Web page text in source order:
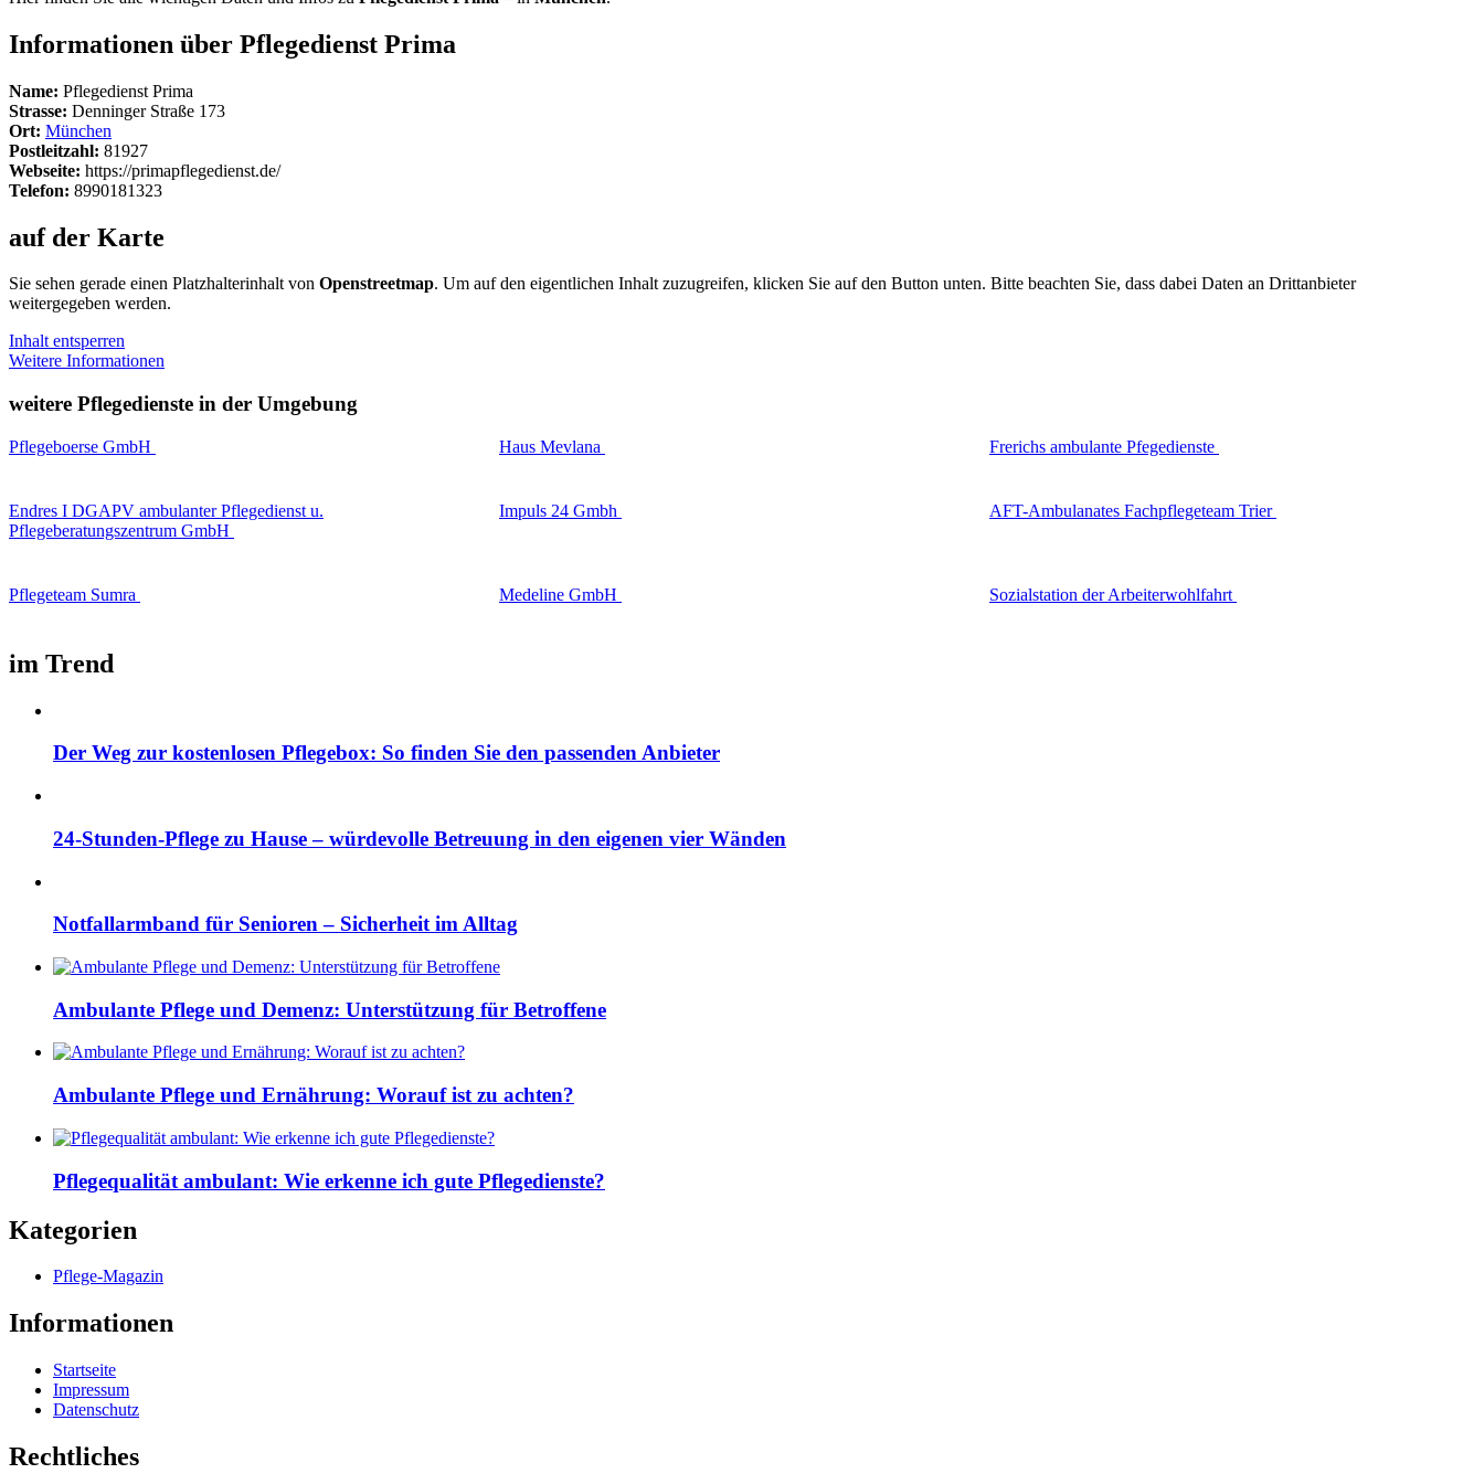
Informationen über Pflegedienst Prima
Name: Pflegedienst Prima
Strasse: Denninger Straße 173
Ort: München
Postleitzahl: 81927
Webseite: https://primapflegedienst.de/
Telefon: 8990181323
auf der Karte
Sie sehen gerade einen Platzhalterinhalt von Openstreetmap. Um auf den eigentlichen Inhalt zuzugreifen, klicken Sie auf den Button unten. Bitte beachten Sie, dass dabei Daten an Drittanbieter
weitergegeben werden.
Inhalt entsperren
Weitere Informationen
weitere Pflegedienste in der Umgebung
Pflegeboerse GmbH Haus Mevlana Frerichs ambulante Pfegedienste
Endres I DGAPV ambulanter Pflegedienst u.
Pflegeberatungszentrum GmbH
Impuls 24 Gmbh AFT-Ambulanates Fachpflegeteam Trier
Pflegeteam Sumra Medeline GmbH Sozialstation der Arbeiterwohlfahrt
im Trend
Der Weg zur kostenlosen Pflegebox: So finden Sie den passenden Anbieter
24-Stunden-Pflege zu Hause – würdevolle Betreuung in den eigenen vier Wänden
Notfallarmband für Senioren – Sicherheit im Alltag
Ambulante Pflege und Demenz: Unterstützung für Betroffene
Ambulante Pflege und Ernährung: Worauf ist zu achten?
Pflegequalität ambulant: Wie erkenne ich gute Pflegedienste?
Kategorien
Pflege-Magazin
Informationen
Startseite
Impressum
Datenschutz
Rechtliches